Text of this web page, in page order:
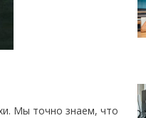
Мы точно знаем, что